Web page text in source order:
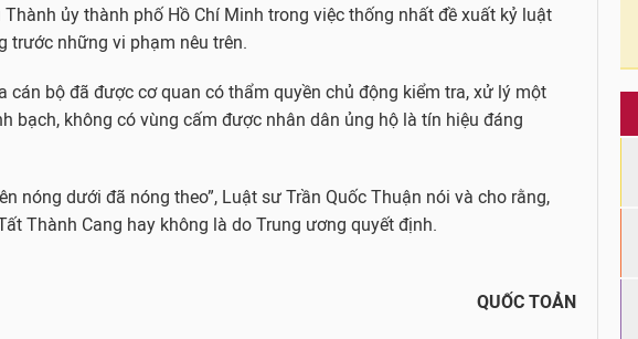
ủy thành phố Hồ Chí Minh trong việc thống nhất đề xuất kỷ luật
trước những vi phạm nêu trên.
cán bộ đã được cơ quan có thẩm quyền chủ động kiểm tra, xử lý một
bạch, không có vùng cấm được nhân dân ủng hộ là tín hiệu đáng
nóng dưới đã nóng theo”, Luật sư Trần Quốc Thuận nói và cho rằng,
Thành Cang hay không là do Trung ương quyết định.
QUỐC TOẢN